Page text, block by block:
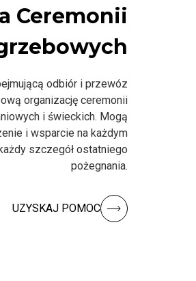
Ceremonii
odbiór i przewóz
organizację ceremonii
i świeckich. Mogą
i wsparcie na każdym
szczegół ostatniego
pożegnania.
UZYSKAJ POMOC